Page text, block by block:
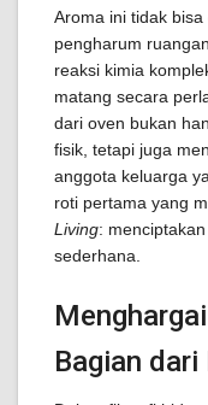
Aroma ini tidak
pengharum
reaksi kimia
matang secara
dari oven bukan
fisik, tetapi juga
anggota keluarga
roti pertama yang
Living:
sederhana.
Bagian dari